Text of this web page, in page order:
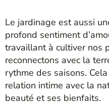
Le jardinage est aussi
profond sentiment
travaillant à cultiver nos
reconnectons avec la
rythme des saisons.
relation intime avec la
beauté et ses bienfaits.